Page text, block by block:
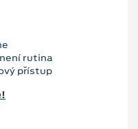
rutina
přístup